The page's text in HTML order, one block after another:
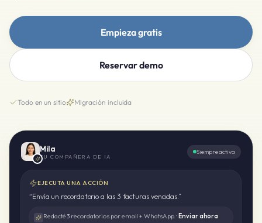
Empieza gratis
Reservar demo
Todo en un sitio Migración incluida
Mila
TU COMPAÑERA DE IA
Siempre activa
EJECUTA UNA ACCIÓN
“Envía un recordatorio a las 3 facturas vencidas.”
Redacté 3 recordatorios por email + WhatsApp. · Enviar ahora